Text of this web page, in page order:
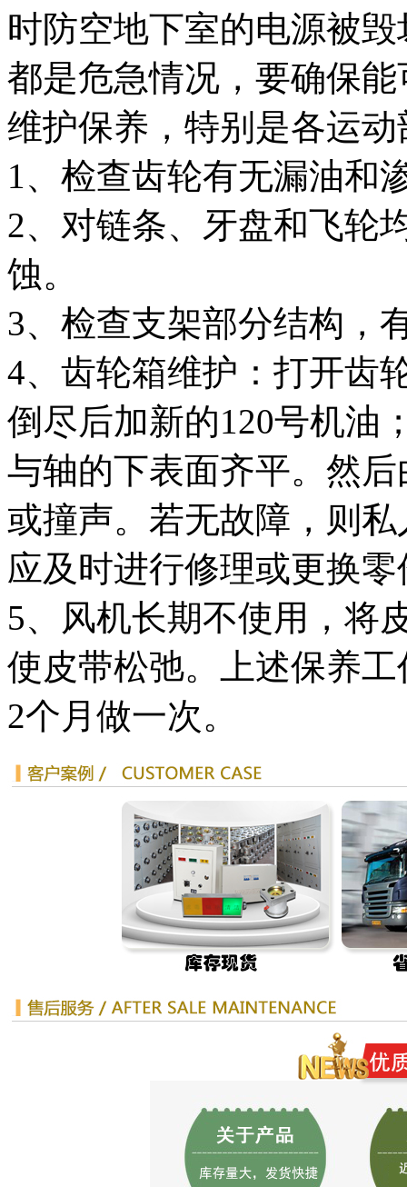
时防空地下室的电源被
都是危急情况，要确保
维护保养，特别是各运动
1、检查齿轮有无漏油和
2、对链条、牙盘和飞轮
蚀。
3、检查支架部分结构，
4、齿轮箱维护：打开齿
倒尽后加新的120号机油
与轴的下表面齐平。然
或撞声。若无故障，则
应及时进行修理或更换零
5、风机长期不使用，将
使皮带松弛。上述保养
2个月做一次。